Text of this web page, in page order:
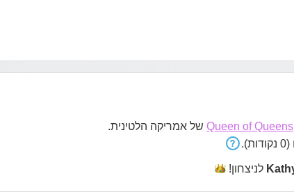
Queen of Queens של אמריקה הלטינית.
(0 נקודות).
לניצחון!